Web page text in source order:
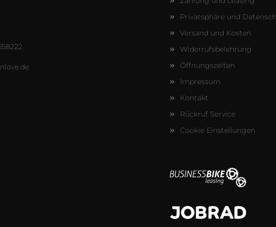
Privatsphäre und
Versand und Kosten
Widerrufsbelehrung
Öffnungszeiten
Impressum
Kontakt
Rückruf Service
Cookie Einstellungen